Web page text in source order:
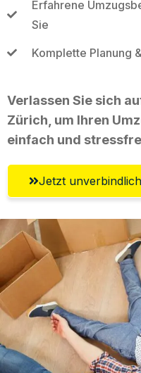
Erfahrene
Sie
Komplette Planung
Verlassen Sie sich
Zürich, um Ihren
einfach und
Jetzt